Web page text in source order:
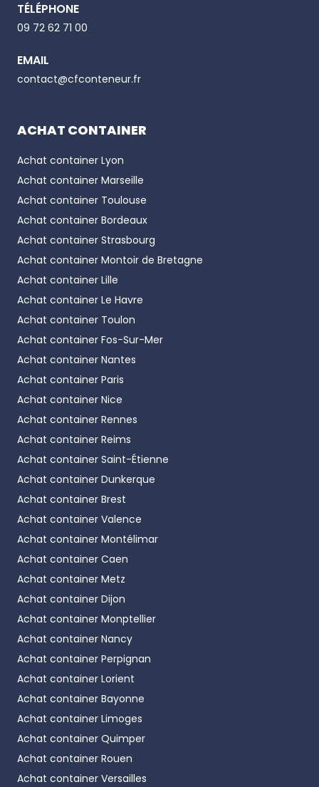
TÉLÉPHONE
Email
09 72 62 71 00
EMAIL
Phone number
contact@cfconteneur.fr
ACHAT CONTAINER
Achat container Lyon
Achat container Marseille
Achat container Toulouse
Achat container Bordeaux
Achat container Strasbourg
Achat container Montoir de Bretagne
Achat container Lille
Achat container Le Havre
Achat container Toulon
Achat container Fos-Sur-Mer
Achat container Nantes
Achat container Paris
Achat container Nice
Achat container Rennes
Achat container Reims
Achat container Saint-Étienne
Achat container Dunkerque
Achat container Brest
Achat container Valence
Achat container Montélimar
Achat container Caen
Achat container Metz
Achat container Dijon
Achat container Monptellier
Achat container Nancy
Achat container Perpignan
Achat container Lorient
Achat container Bayonne
Achat container Limoges
Achat container Quimper
Achat container Rouen
Achat container Versailles